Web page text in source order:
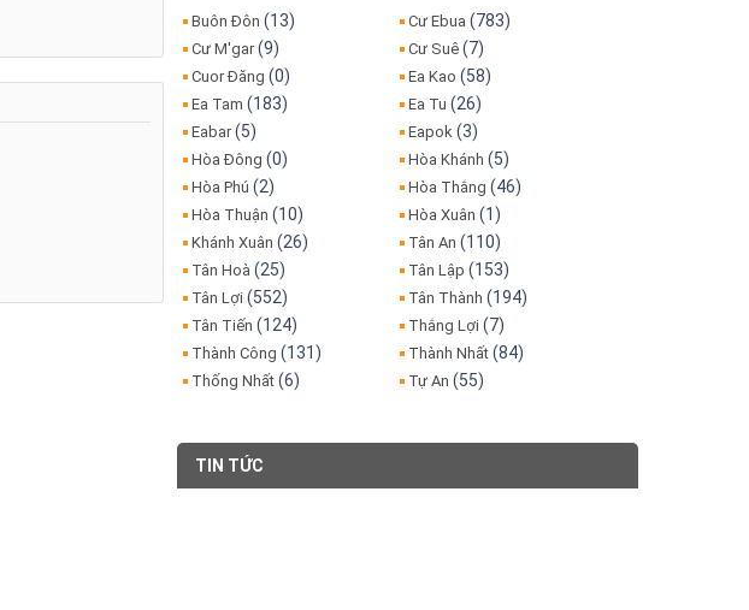
Buôn Đôn (13) Cư Ebua (783)
Cư M'gar(9) Cư Suê (7)
Cuor Đăng (0) Ea Kao (58)
Ea Tam (183) Ea Tu (26)
Eabar(5) Eapok (3)
Hòa Đông (0) Hòa Khánh (5)
Hòa Phú (2) Hòa Thắng (46)
Hòa Thuận (10) Hòa Xuân (1)
Khánh Xuân (26) Tân An (110)
Tân Hoà (25) Tân Lập (153)
Tân Lợi (552) Tân Thành (194)
Tân Tiến (124) Thắng Lợi (7)
Thành Công (131) Thành Nhất (84)
Thống Nhất (6) Tự An (55)
TIN TỨC